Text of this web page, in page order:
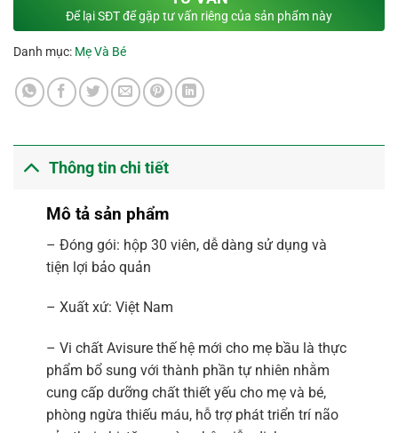
Để lại SĐT để gặp tư vấn riêng của sản phẩm này
Danh mục: Mẹ Và Bé
Thông tin chi tiết
Mô tả sản phẩm
– Đóng gói: hộp 30 viên, dễ dàng sử dụng và
tiện lợi bảo quản
– Xuất xứ: Việt Nam
– Vi chất Avisure thế hệ mới cho mẹ bầu là thực
phẩm bổ sung với thành phần tự nhiên nhằm
cung cấp dưỡng chất thiết yếu cho mẹ và bé,
phòng ngừa thiếu máu, hỗ trợ phát triển trí não